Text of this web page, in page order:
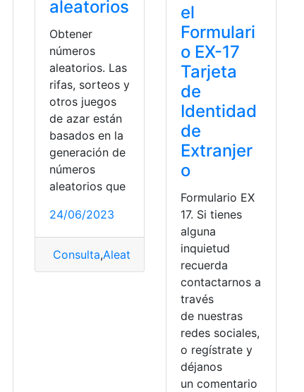
aleatorios
Obtener
números
aleatorios. Las
rifas, sorteos y
otros juegos
de azar están
basados en la
generación de
números
aleatorios que
24/06/2023
Consulta,Aleatorios cómo obtener
el
Formulari
o EX-17
Tarjeta
de
Identidad
de
Extranjer
o
Formulario EX
17. Si tienes
alguna
inquietud
recuerda
contactarnos a
través
de nuestras
redes sociales,
o regístrate y
déjanos
un comentario